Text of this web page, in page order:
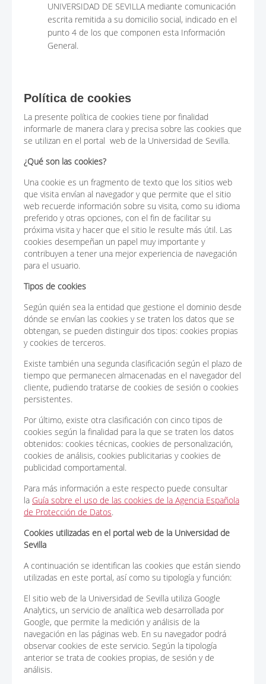
UNIVERSIDAD DE SEVILLA mediante comunicación
escrita remitida a su domicilio social, indicado en el
punto 4 de los que componen esta Información
General.
Política de cookies
La presente política de cookies tiene por finalidad
informarle de manera clara y precisa sobre las cookies que
se utilizan en el portal web de la Universidad de Sevilla.
¿Qué son las cookies?
Una cookie es un fragmento de texto que los sitios web
que visita envían al navegador y que permite que el sitio
web recuerde información sobre su visita, como su idioma
preferido y otras opciones, con el fin de facilitar su
próxima visita y hacer que el sitio le resulte más útil. Las
cookies desempeñan un papel muy importante y
contribuyen a tener una mejor experiencia de navegación
para el usuario.
Tipos de cookies
Según quién sea la entidad que gestione el dominio desde
dónde se envían las cookies y se traten los datos que se
obtengan, se pueden distinguir dos tipos: cookies propias
y cookies de terceros.
Existe también una segunda clasificación según el plazo de
tiempo que permanecen almacenadas en el navegador del
cliente, pudiendo tratarse de cookies de sesión o cookies
persistentes.
Por último, existe otra clasificación con cinco tipos de
cookies según la finalidad para la que se traten los datos
obtenidos: cookies técnicas, cookies de personalización,
cookies de análisis, cookies publicitarias y cookies de
publicidad comportamental.
Para más información a este respecto puede consultar
la Guía sobre el uso de las cookies de la Agencia Española
de Protección de Datos.
Cookies utilizadas en el portal web de la Universidad de
Sevilla
A continuación se identifican las cookies que están siendo
utilizadas en este portal, así como su tipología y función:
El sitio web de la Universidad de Sevilla utiliza Google
Analytics, un servicio de analítica web desarrollada por
Google, que permite la medición y análisis de la
navegación en las páginas web. En su navegador podrá
observar cookies de este servicio. Según la tipología
anterior se trata de cookies propias, de sesión y de
análisis.